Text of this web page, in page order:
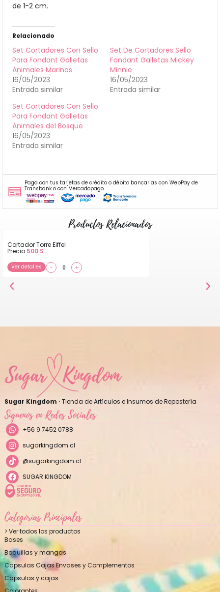
de 1-2 cm.
Relacionado
Set Cortadores Con Sello
Para Fondant Galletas
Animales Marinos
16/05/2023
Entrada similar
Set De Cortadores Sello
Fondant Galletas Mickey
Minnie
16/05/2023
Entrada similar
Set Cortadores Con Sello
Para Fondant Galletas
Animales del Bosque
16/05/2023
Entrada similar
Paga con tus tarjetas de crédito o débito bancarias con WebPay de
Transbank o con Mercadopago.
Productos Relacionados
Cortador Torre Eiffel
Precio 500 $
Ver detalles − +
Sugar Kingdom · Tienda de Artículos e Insumos de Repostería
Síguenos en Redes Sociales
+56 9 7452 0788
sugarkingdom.cl
@sugarkingdom.cl
SUGAR KINGDOM
Categorías Principales
> Ver todos los productos
Bases
Boquillas y mangas
Capsulas Cajas Envases y Complementos
Cápsulas y cajas